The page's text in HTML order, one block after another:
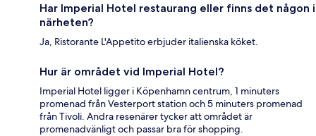
Har Imperial Hotel restaurang eller finns det någon i
närheten?
Ja, Ristorante L'Appetito erbjuder italienska köket.
Hur är området vid Imperial Hotel?
Imperial Hotel ligger i Köpenhamn centrum, 1 minuters
promenad från Vesterport station och 5 minuters promenad
från Tivoli. Andra resenärer tycker att området är
promenadvänligt och passar bra för shopping.